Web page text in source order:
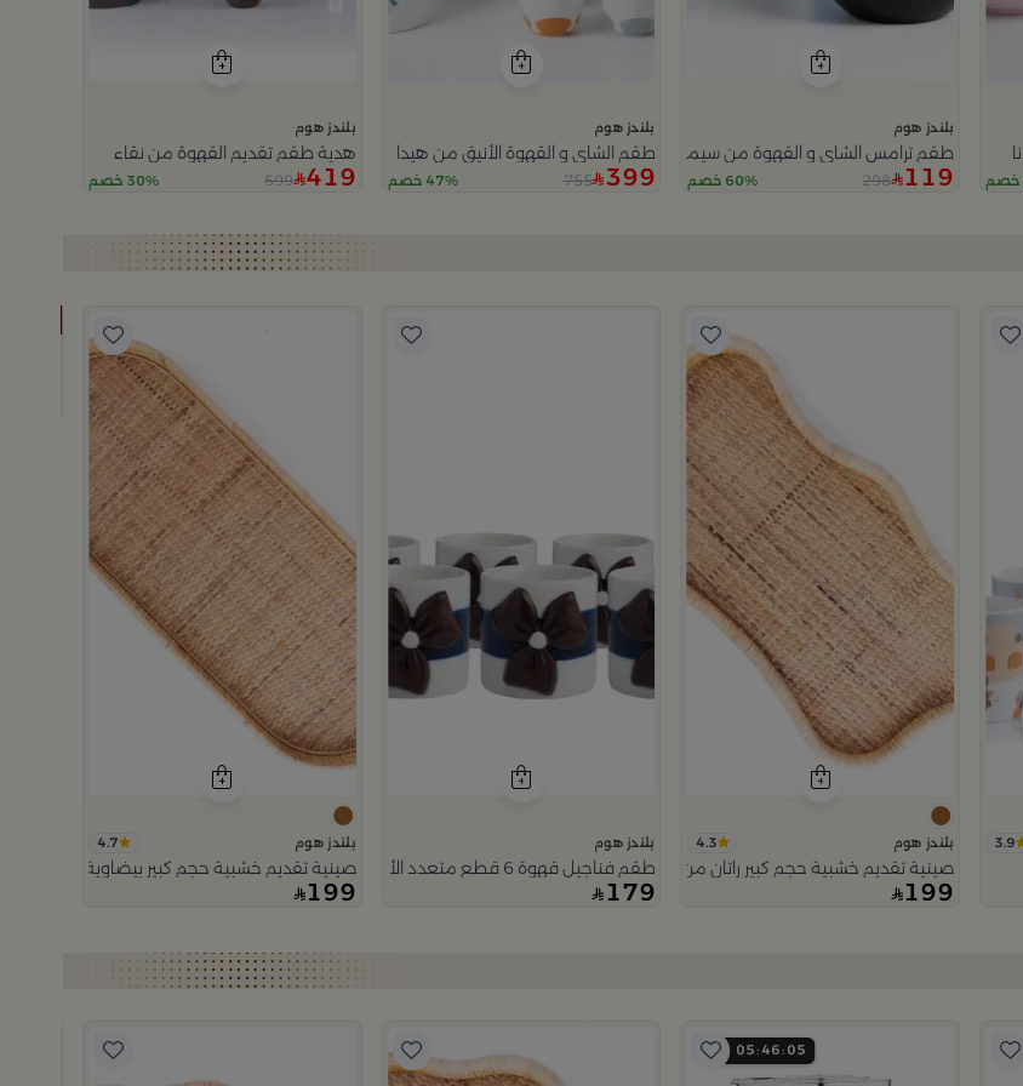
بلندز هوم
طقم ترامس الشاي و القهوة من سيمارا
119
298 60% خصم
بلندز هوم
طقم الشاي و القهوة الأنيق من هيدا
399
755 47% خصم
بلندز هوم
هدية طقم تقديم القهوة من نقاء
419
599 30% خصم
3.9 بلندز هوم 4.3
صينية تقديم خشبية حجم كبير راتان من اورورا
199
بلندز هوم
طقم فناجيل قهوة 6 قطع متعدد الألوان من ميرلان
179
بلندز هوم 4.7
صينية تقديم خشبية حجم كبير بيضاوية من اورورا
199
05 46 03